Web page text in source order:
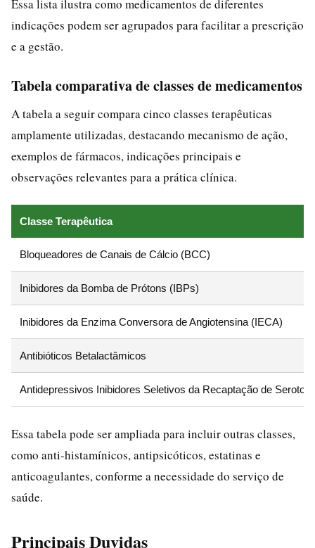
Essa lista ilustra como medicamentos de diferentes
indicações podem ser agrupados para facilitar a prescrição
e a gestão.
Tabela comparativa de classes de medicamentos
A tabela a seguir compara cinco classes terapêuticas
amplamente utilizadas, destacando mecanismo de ação,
exemplos de fármacos, indicações principais e
observações relevantes para a prática clínica.
Classe Terapêutica
Bloqueadores de Canais de Cálcio (BCC)
Inibidores da Bomba de Prótons (IBPs)
Inibidores da Enzima Conversora de Angiotensina (IECA)
Antibióticos Betalactâmicos
Antidepressivos Inibidores Seletivos da Recaptação de
Essa tabela pode ser ampliada para incluir outras classes,
como anti-histamínicos, antipsicóticos, estatinas e
anticoagulantes, conforme a necessidade do serviço de
saúde.
Principais Duvidas